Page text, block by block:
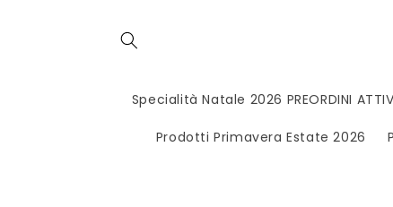
Specialità Natale 2026 PREORDINI
Prodotti Primavera Estate 2026